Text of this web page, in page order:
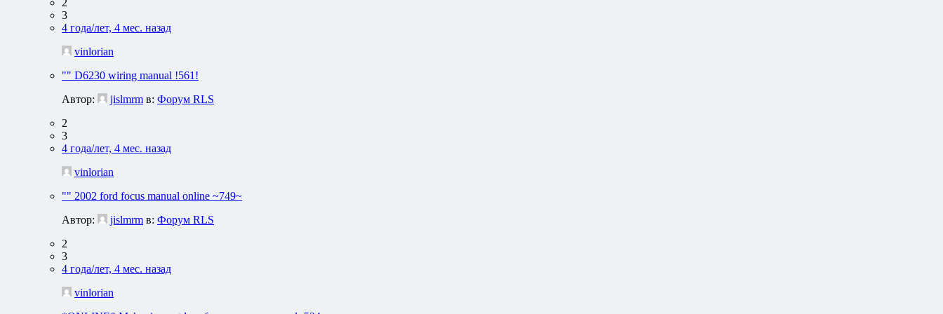
3
4 года/лет, 4 мес. назад
vinlorian
"" D6230 wiring manual !561!
Автор:
jislmrm в: Форум RLS
2
3
4 года/лет, 4 мес. назад
vinlorian
"" 2002 ford focus manual online ~749~
Автор:
jislmrm в: Форум RLS
2
3
4 года/лет, 4 мес. назад
vinlorian